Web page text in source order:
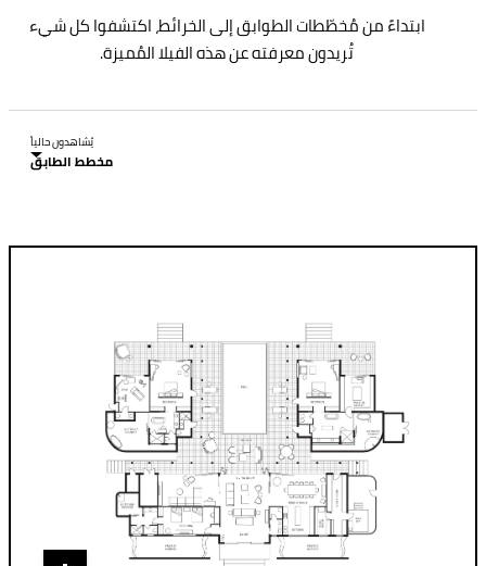
ابتداءً من مُخطّطات الطوابق إلى الخرائط، اكتشفوا كل شيء
تُريدون معرفته عن هذه الفيلا المُميزة.
يُشاهدون حالياً